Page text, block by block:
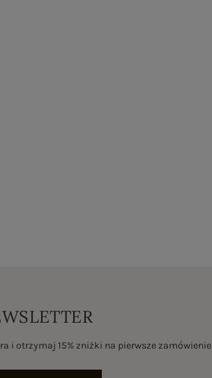
i otrzymaj 15% zniżki na pierwsze zamówienie